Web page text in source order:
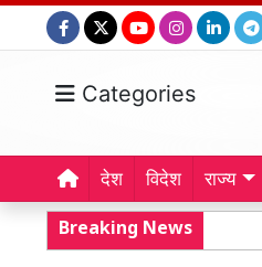
Categories
देश विदेश राज्य
Breaking News